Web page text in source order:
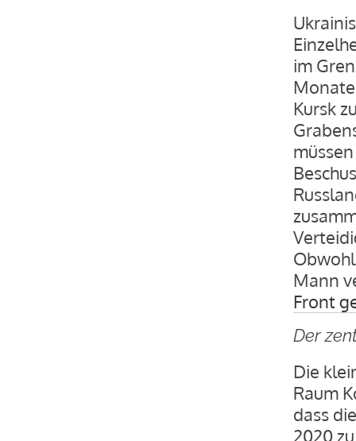
im
Kursk
Mann
Front
Der
Die
Raum
dass
2020